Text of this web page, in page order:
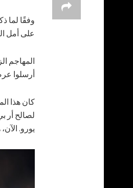
وفقًا لما
على أمل
المهاجم
أرسلوا
يورو.